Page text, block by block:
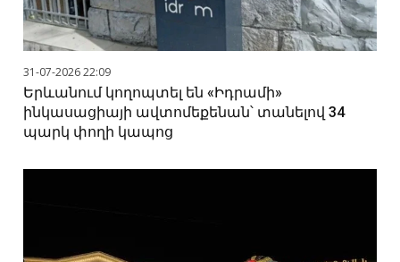
31-07-2026 22:09
Երևանում կողոպտել են «Իդրամի»
ինկասացիայի ավտոմեքենան՝ տանելով 34
պարկ փողի կապոց